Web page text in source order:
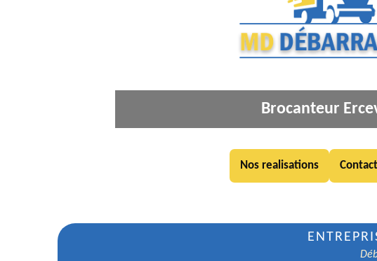
Brocanteur
Nos realisations